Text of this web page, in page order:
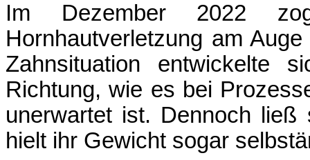
Im Dezember 2022
Hornhautverletzung am
Zahnsituation entwickelte
Richtung, wie es bei
unerwartet ist. Dennoch
hielt ihr Gewicht sogar